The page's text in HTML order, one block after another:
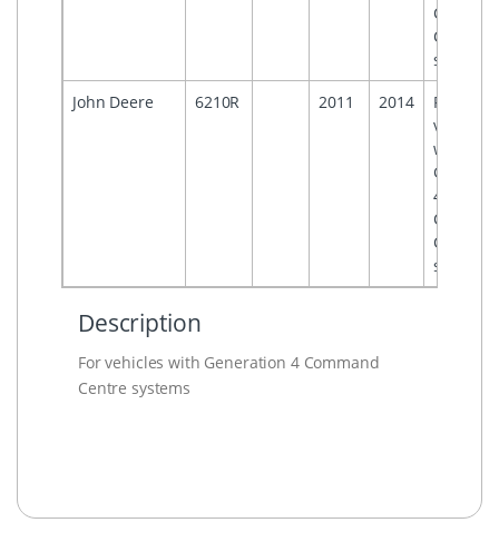
Centre
systems
John Deere
6210R 2011 2014
For
vehicles
with
4
Centre
systems
Description
For vehicles with Generation 4 Command
Centre systems